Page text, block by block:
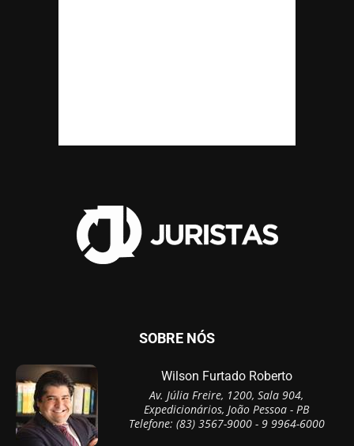
SOBRE NÓS
Wilson Furtado Roberto
Av. Júlia Freire, 1200, Sala 904,
Expedicionários, João Pessoa - PB
Telefone: (83) 3567-9000 - 9 9964-6000